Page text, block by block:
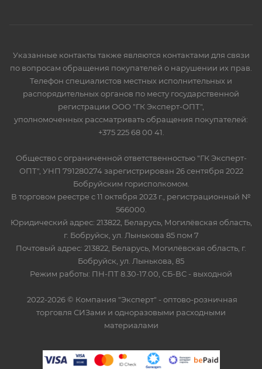
Указанные контакты также являются контактами для связи
по вопросам обращения покупателей о нарушении их прав.
Телефон специалистов местных исполнительных и
распорядительных органов по месту государственной
регистрации ООО "ГК Эксперт-ОПТ",
уполномоченных рассматривать обращения покупателей:
+375 225 68 00 41.
Общество с ограниченной ответственностью "ГК Эксперт-
ОПТ", УНП 791280274 зарегистрирован 26 сентября 2022
Бобруйским горисполкомом.
В торговом реестре с 11 октября 2023 г., регистрационный №
566000.
Юридический адрес: 213822, Беларусь, Могилёвская область,
г. Бобруйск, ул. Лынькова 85 пом 7
Почтовый адрес: 213822, Беларусь, Могилёвская область, г.
Бобруйск, ул. Лынькова, 85
Режим работы: ПН-ПТ 8.30-17.00, СБ-ВС - выходной
2022-2026 © Компания "Эксперт" - оптово-розничная
торговля СИЗами и одноразовыми расходными
материалами